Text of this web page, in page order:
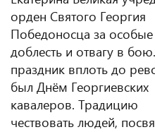
орден Святого Георгия
Победоносца за особые
доблесть и отвагу в
праздник вплоть до
был Днём Георгиевских
кавалеров. Традицию
чествовать людей,